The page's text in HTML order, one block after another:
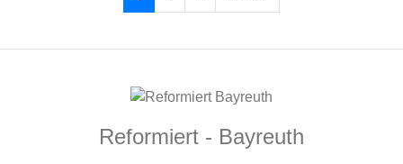
Reformiert - Bayreuth